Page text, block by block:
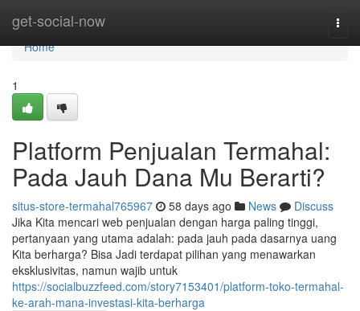
get-social-now
Home
Home
1
Platform Penjualan Termahal:
Pada Jauh Dana Mu Berarti?
situs-store-termahal765967 58 days ago News
Discuss
Jika Kita mencari web penjualan dengan harga paling tinggi,
pertanyaan yang utama adalah: pada jauh pada dasarnya uang
Kita berharga? Bisa Jadi terdapat pilihan yang menawarkan
eksklusivitas, namun wajib untuk
https://socialbuzzfeed.com/story7153401/platform-toko-termahal-
ke-arah-mana-investasi-kita-berharga